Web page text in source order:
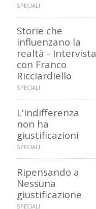
SPECIALI
Storie che
influenzano la
realtà - Intervista
con Franco
Ricciardiello
SPECIALI
L'indifferenza
non ha
giustificazioni
SPECIALI
Ripensando a
Nessuna
giustificazione
SPECIALI